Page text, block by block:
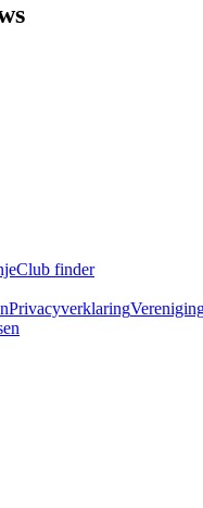
Club finder
Privacyverklaring